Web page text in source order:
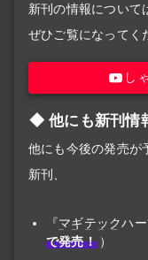
新刊の情報について
ぜひご覧になってく
し
他にも新刊情
他にも今後の発売が
新刊、
『マギテックハ
で発売！ ）